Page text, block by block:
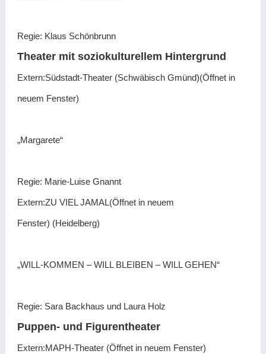
Regie: Klaus Schönbrunn
Theater mit soziokulturellem Hintergrund
Extern:Südstadt-Theater (Schwäbisch Gmünd)(Öffnet in
neuem Fenster)
„Margarete“
Regie: Marie-Luise Gnannt
Extern:ZU VIEL JAMAL(Öffnet in neuem
Fenster) (Heidelberg)
„WILL-KOMMEN – WILL BLEIBEN – WILL GEHEN“
Regie: Sara Backhaus und Laura Holz
Puppen- und Figurentheater
Extern:MAPH-Theater (Öffnet in neuem Fenster)